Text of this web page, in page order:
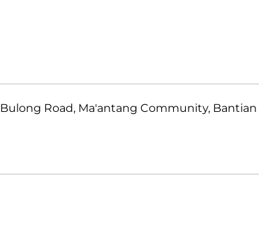
Road, Ma'antang Community,